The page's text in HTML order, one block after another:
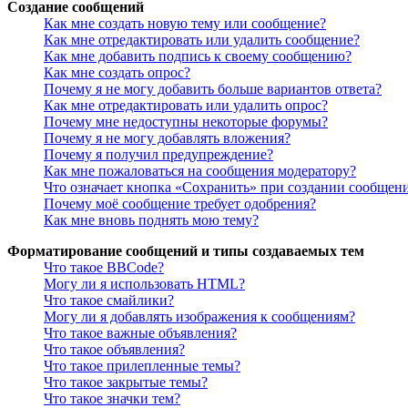
Создание сообщений
Как мне создать новую тему или сообщение?
Как мне отредактировать или удалить сообщение?
Как мне добавить подпись к своему сообщению?
Как мне создать опрос?
Почему я не могу добавить больше вариантов ответа?
Как мне отредактировать или удалить опрос?
Почему мне недоступны некоторые форумы?
Почему я не могу добавлять вложения?
Почему я получил предупреждение?
Как мне пожаловаться на сообщения модератору?
Что означает кнопка «Сохранить» при создании
Почему моё сообщение требует одобрения?
Как мне вновь поднять мою тему?
Форматирование сообщений и типы создаваемых тем
Что такое BBCode?
Могу ли я использовать HTML?
Что такое смайлики?
Могу ли я добавлять изображения к сообщениям?
Что такое важные объявления?
Что такое объявления?
Что такое прилепленные темы?
Что такое закрытые темы?
Что такое значки тем?